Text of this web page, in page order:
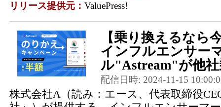
リリース提供元： ValuePress!
【乗り換えるなら
インフルエンサー
ル"Astream"が他
配信日時: 2024-11-15
株式会社A（読み：エース、代表取締役